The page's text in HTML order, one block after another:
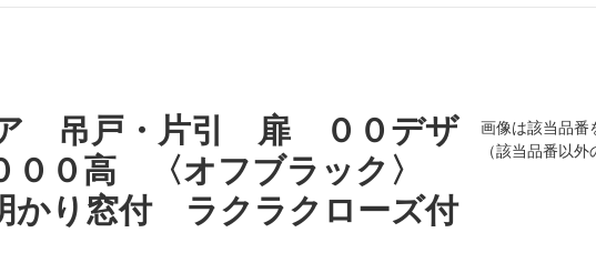
吊戸・片引 扉 ００デザ
０高 〈オフブラック〉
り窓付 ラクラクローズ付
画像は該当品番
（該当品番以